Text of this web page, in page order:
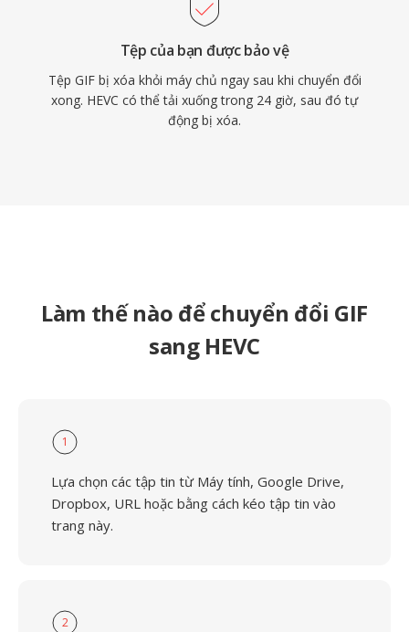
Tệp của bạn được bảo vệ
Tệp GIF bị xóa khỏi máy chủ ngay sau khi chuyển đổi
xong. HEVC có thể tải xuống trong 24 giờ, sau đó tự
động bị xóa.
Làm thế nào để chuyển đổi GIF
sang HEVC
1
Lựa chọn các tập tin từ Máy tính, Google Drive,
Dropbox, URL hoặc bằng cách kéo tập tin vào
trang này.
2